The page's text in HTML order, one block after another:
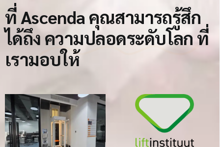
ที่ Ascenda คุณสามารถรู้สึก
ได้ถึง ความปลอดระดับโลก ที่
เรามอบให้